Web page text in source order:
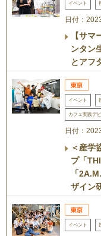
イベント
日付：
【サ
ンタン
とアフ
イベント
カフェ実践デ
日付：
＜産学
プ「
「
ザイン
イベント